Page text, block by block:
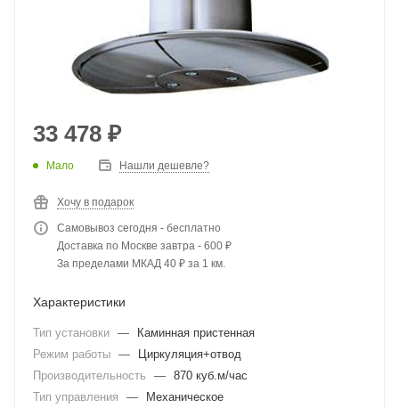
33 478 ₽
Мало Нашли дешевле?
Хочу в подарок
Самовывоз сегодня - бесплатно
Доставка по Москве завтра - 600 ₽
За пределами МКАД 40 ₽ за 1 км.
Характеристики
Тип установки —
Каминная пристенная
Режим работы —
Циркуляция+отвод
Производительность
— 870 куб.м/час
Тип управления
—
Механическое